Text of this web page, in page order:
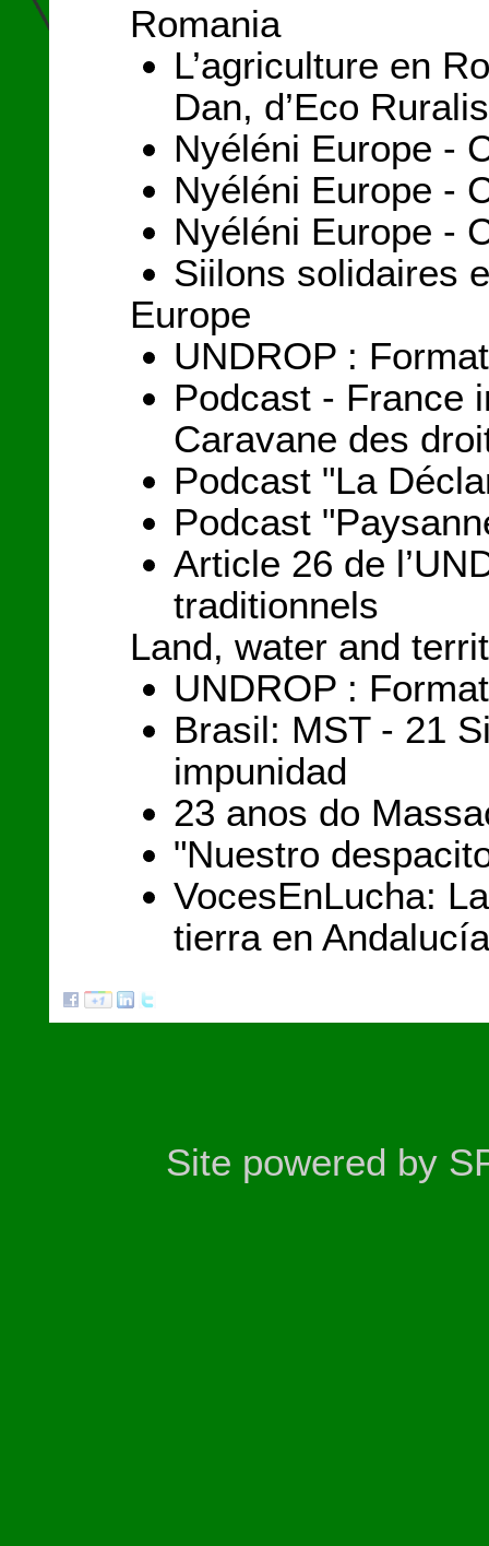
Romania
L’agriculture en
Dan, d’Eco Ruralis
Nyéléni Europe -
Nyéléni Europe -
Nyéléni Europe -
Siilons solidaires
Europe
UNDROP :
Podcast - France
Caravane des
Podcast "La
Podcast
Article 26 de
traditionnels
Land, water and
UNDROP :
Brasil: MST - 21
impunidad
23 anos do
"Nuestro
VocesEnLucha:
tierra en Andalucía
Site powered by